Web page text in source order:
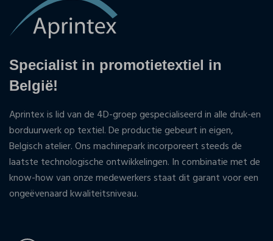
Specialist in promotietextiel in
België!
Aprintex is lid van de 4D-groep gespecialiseerd in alle druk-en
borduurwerk op textiel. De productie gebeurt in eigen,
Belgisch atelier. Ons machinepark incorporeert steeds de
laatste technologische ontwikkelingen. In combinatie met de
know-how van onze medewerkers staat dit garant voor een
ongeëvenaard kwaliteitsniveau.